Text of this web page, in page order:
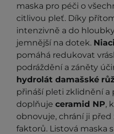
maska pro péči o
citlivou pleť. Díky
intenzivně a do
jemnější na dotek.
pomáhá redukovat
podráždění a záněty
hydrolát damašské
přináší pleti zklidnění a
doplňuje ceramid NP,
obnovuje, chrání ji
faktorů. Listová maska